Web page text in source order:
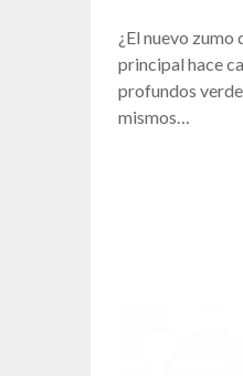
¿El nuevo
principal hace
profundos
mismos…